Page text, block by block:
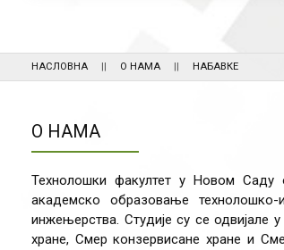
НАСЛОВНА О НАМА НАБАВКЕ
О НАМА
Технолошки факултет у Новом
академско образовање
инжењерства. Студије су се одвијале
хране, Смер конзервисане хране и